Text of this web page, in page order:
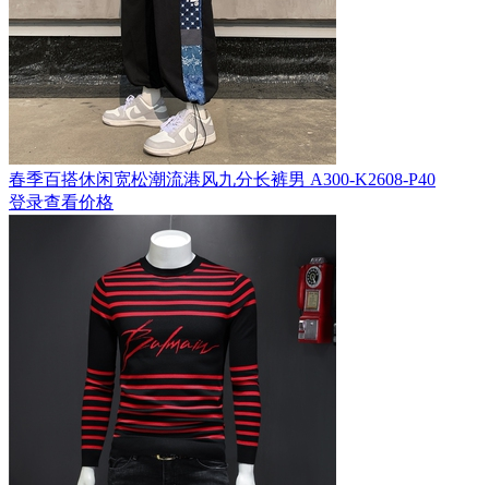
春季百搭休闲宽松潮流港风九分长裤男 A300-K2608-P40
登录查看价格